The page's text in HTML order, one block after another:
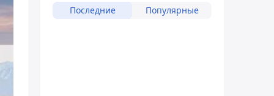
Последние Популярные